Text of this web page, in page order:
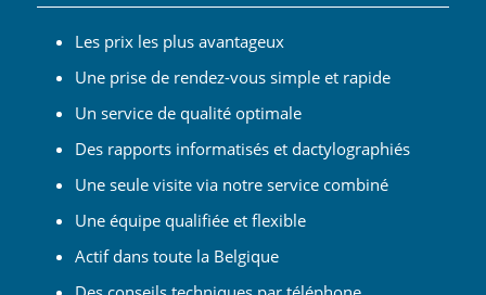
Les prix les plus avantageux
Une prise de rendez-vous simple et rapide
Un service de qualité optimale
Des rapports informatisés et dactylographiés
Une seule visite via notre service combiné
Une équipe qualifiée et flexible
Actif dans toute la Belgique